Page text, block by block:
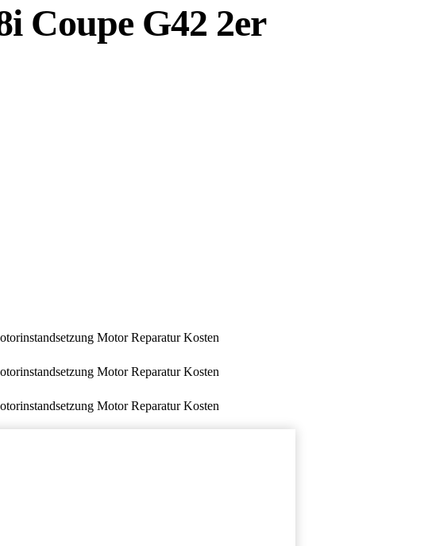
Coupe G42 2er